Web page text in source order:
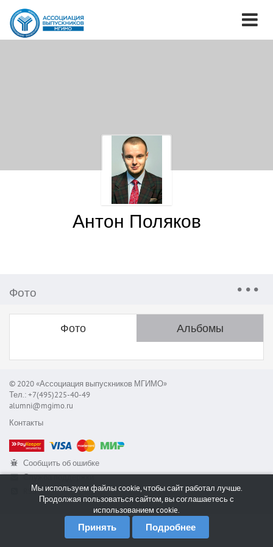
Антон Поляков
Фото
Фото Альбомы
© 2020 «Ассоциация выпускников МГИМО»
Тел.: +7(495)225-40-49
alumni@mgimo.ru
Контакты
Сообщить об ошибке
Служба поддержки
RSSМы используем файлы cookie, чтобы сайт работал лучше.
Продолжая пользоваться сайтом, вы соглашаетесь с
использованием cookie.
Принять Подробнее